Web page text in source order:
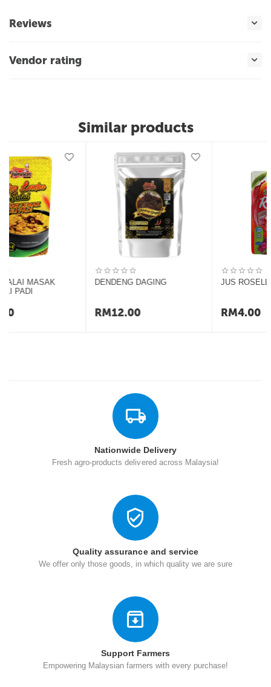
Reviews
Vendor rating
Similar products
DAGING SALAI MASAK
LEMAK CILI PADI
DENDENG DAGING
Nationwide Delivery
Fresh agro-products delivered across Malaysia!
Quality assurance and service
We offer only those goods, in which quality we are sure
Support Farmers
Empowering Malaysian farmers with every purchase!